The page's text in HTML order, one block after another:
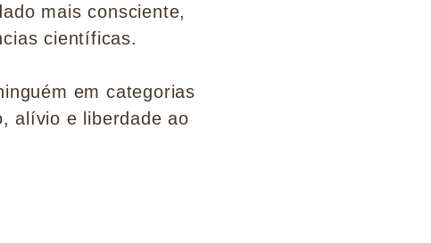
mais consciente,
científicas.
em categorias
alívio e liberdade ao